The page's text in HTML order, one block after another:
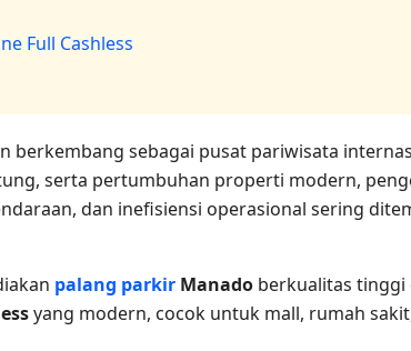
Full Cashless
berkembang sebagai pusat pariwisata
serta pertumbuhan properti modern,
dan inefisiensi operasional sering
palang parkir Manado berkualitas tinggi
yang modern, cocok untuk mall, rumah